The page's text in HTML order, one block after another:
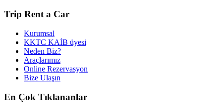
Trip Rent a Car
Kurumsal
KKTC KAİB üyesi
Neden Biz?
Araçlarımız
Online Rezervasyon
Bize Ulaşın
En Çok Tıklananlar